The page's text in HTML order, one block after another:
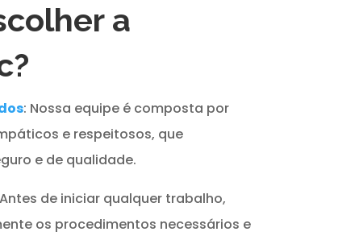
a
: Nossa equipe é composta por
e respeitosos, que
e de qualidade.
de iniciar qualquer trabalho,
os procedimentos necessários e